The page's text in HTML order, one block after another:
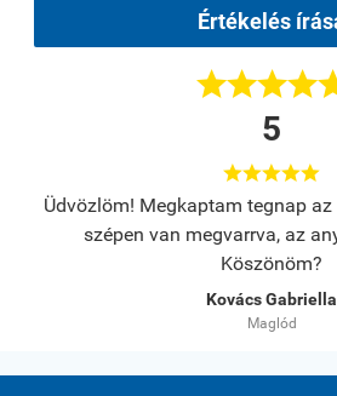
Értékelés

5

Üdvözlöm! Megkaptam tegnap
szépen van megvarrva, az
Köszönöm?
Kovács Gabriella
Maglód